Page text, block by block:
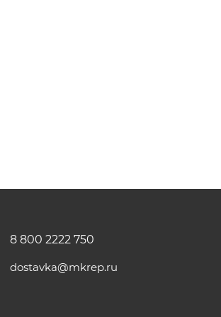
8 800 2222 750
dostavka@mkrep.ru